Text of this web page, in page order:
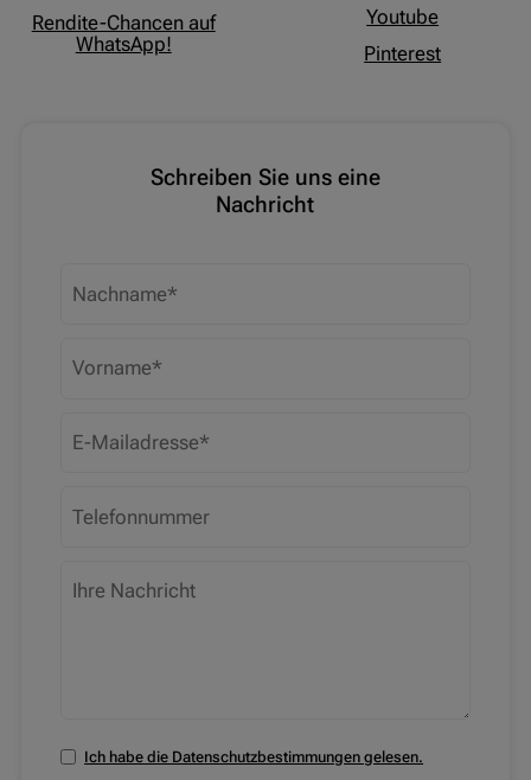
Rendite-Chancen auf
WhatsApp!
Youtube
Pinterest
Schreiben Sie uns eine
Nachricht
Ich habe die Datenschutzbestimmungen gelesen.